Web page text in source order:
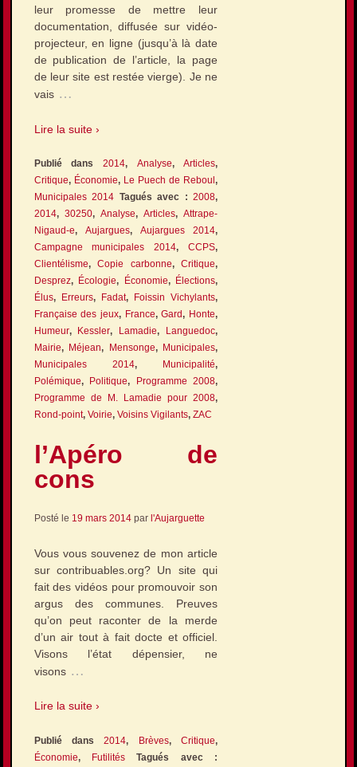
leur promesse de mettre leur
documentation, diffusée sur vidéo-
projecteur, en ligne (jusqu’à là date
de publication de l’article, la page
de leur site est restée vierge). Je ne
vais …
Lire la suite ›
Publié dans 2014, Analyse,Articles,
Critique, Économie, Le Puech de Reboul,
Municipales 2014 Tagués avec :2008,
2014, 30250, Analyse,Articles,Attrape-
Nigaud-e, Aujargues, Aujargues 2014,
Campagne municipales 2014,CCPS,
Clientélisme,Copie carbonne,Critique,
Desprez, Écologie, Économie, Élections,
Élus, Erreurs, Fadat, Foissin Vichylants,
Française des jeux, France,Gard, Honte,
Humeur, Kessler, Lamadie, Languedoc,
Mairie, Méjean, Mensonge, Municipales,
Municipales 2014, Municipalité,
Polémique, Politique, Programme 2008,
Programme de M. Lamadie pour 2008,
Rond-point, Voirie, Voisins Vigilants, ZAC
l’Apéro de
cons
Posté le 19 mars 2014par l'Aujarguette
Vous vous souvenez de mon article
sur contribuables.org? Un site qui
fait des vidéos pour promouvoir son
argus des communes. Preuves
qu’on peut raconter de la merde
d’un air tout à fait docte et officiel.
Visons l’état dépensier, ne
visons …
Lire la suite ›
Publié dans2014, Brèves,Critique,
Économie, FutilitésTagués avec :